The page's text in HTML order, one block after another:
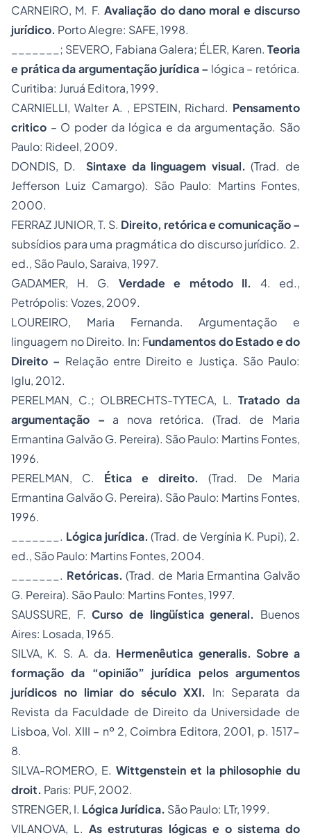
CARNEIRO, M. F.Avaliação do dano moral e discurso
jurídico. Porto Alegre: SAFE, 1998.
_______; SEVERO, Fabiana Galera; ÉLER, Karen. Teoria
e prática da argumentação jurídica – lógica – retórica.
Curitiba: Juruá Editora, 1999.
CARNIELLI, Walter A. , EPSTEIN, Richard. Pensamento
critico – O poder da lógica e da argumentação. São
Paulo: Rideel, 2009.
DONDIS, D. Sintaxe da linguagem visual.(Trad. de
Jefferson Luiz Camargo). São Paulo: Martins Fontes,
2000.
FERRAZ JUNIOR, T. S. Direito, retórica e comunicação –
subsídios para uma pragmática do discurso jurídico. 2.
ed., São Paulo, Saraiva, 1997.
GADAMER, H. G. Verdade e método II. 4. ed.,
Petrópolis: Vozes, 2009.
LOUREIRO, Maria Fernanda. Argumentação e
linguagem no Direito. In: Fundamentos do Estado e do
Direito – Relação entre Direito e Justiça. São Paulo:
Iglu, 2012.
PERELMAN, C.; OLBRECHTS-TYTECA, L.Tratado da
argumentação – a nova retórica. (Trad. de Maria
Ermantina Galvão G. Pereira). São Paulo: Martins Fontes,
1996.
PERELMAN, C. Ética e direito. (Trad. De Maria
Ermantina Galvão G. Pereira). São Paulo: Martins Fontes,
1996.
_______. Lógica jurídica.(Trad. de Vergínia K. Pupi), 2.
ed., São Paulo: Martins Fontes, 2004.
_______. Retóricas.(Trad. de Maria Ermantina Galvão
G. Pereira). São Paulo: Martins Fontes, 1997.
SAUSSURE, F.Curso de lingüística general. Buenos
Aires: Losada, 1965.
SILVA, K. S. A. da. Hermenêutica generalis. Sobre a
formação da “opinião” jurídica pelos argumentos
jurídicos no limiar do século XXI. In: Separata da
Revista da Faculdade de Direito da Universidade de
Lisboa, Vol. XIII – nº 2, Coimbra Editora, 2001, p. 1517-
8.
SILVA-ROMERO, E. Wittgenstein et la philosophie du
droit. Paris: PUF, 2002.
STRENGER, I. Lógica Jurídica. São Paulo: LTr, 1999.
VILANOVA, L.As estruturas lógicas e o sistema do